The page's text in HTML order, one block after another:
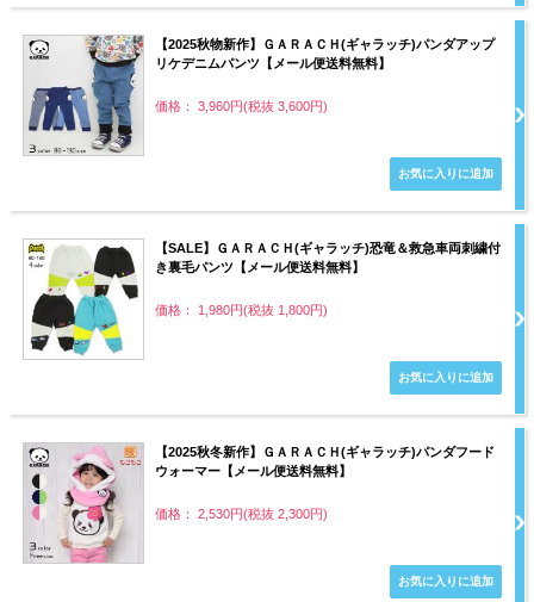
【2025秋物新作】ＧＡＲＡＣＨ(ギャラッチ)パンダアップ
リケデニムパンツ【メール便送料無料】
価格： 3,960円(税抜 3,600円)
【SALE】ＧＡＲＡＣＨ(ギャラッチ)恐竜＆救急車両刺繍付
き裏毛パンツ【メール便送料無料】
価格： 1,980円(税抜 1,800円)
【2025秋冬新作】ＧＡＲＡＣＨ(ギャラッチ)パンダフード
ウォーマー【メール便送料無料】
価格： 2,530円(税抜 2,300円)